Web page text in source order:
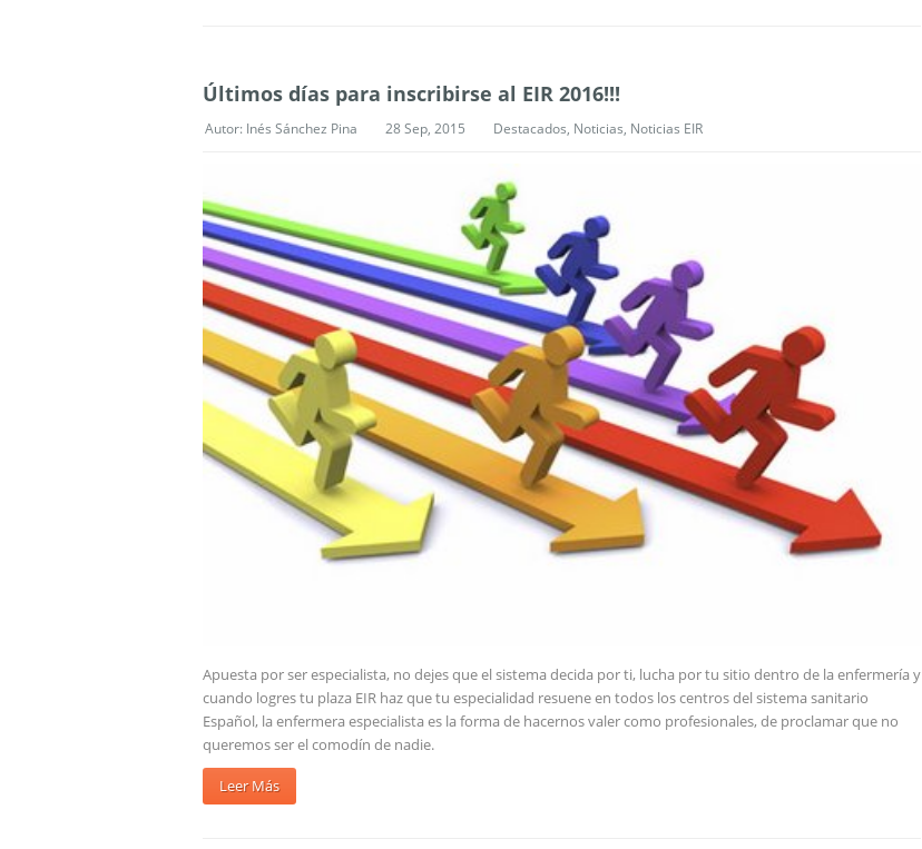
Últimos días para inscribirse al EIR 2016!!!
Autor: Inés Sánchez Pina 28 Sep, 2015 Destacados, Noticias, Noticias EIR
Apuesta por ser especialista, no dejes que el sistema decida por ti, lucha por tu sitio dentro de la enfermería y
cuando logres tu plaza EIR haz que tu especialidad resuene en todos los centros del sistema sanitario
Español, la enfermera especialista es la forma de hacernos valer como profesionales, de proclamar que no
queremos ser el comodín de nadie.
Leer Más